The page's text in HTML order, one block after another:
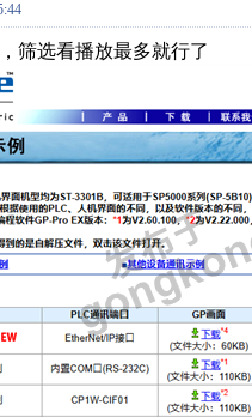
筛选看播放最多就行了